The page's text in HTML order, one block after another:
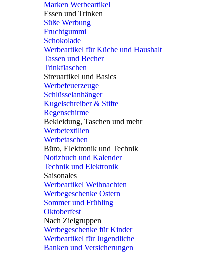
Marken Werbeartikel
Essen und Trinken
Süße Werbung
Fruchtgummi
Schokolade
Werbeartikel für Küche und Haushalt
Tassen und Becher
Trinkflaschen
Streuartikel und Basics
Werbefeuerzeuge
Schlüsselanhänger
Kugelschreiber & Stifte
Regenschirme
Bekleidung, Taschen und mehr
Werbetextilien
Werbetaschen
Büro, Elektronik und Technik
Notizbuch und Kalender
Technik und Elektronik
Saisonales
Werbeartikel Weihnachten
Werbegeschenke Ostern
Sommer und Frühling
Oktoberfest
Nach Zielgruppen
Werbegeschenke für Kinder
Werbeartikel für Jugendliche
Banken und Versicherungen